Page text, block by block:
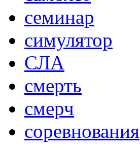
семинар
симулятор
СЛА
смерть
смерч
соревнования